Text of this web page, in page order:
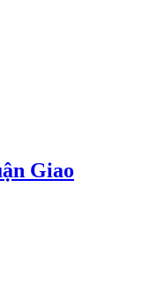
Giao